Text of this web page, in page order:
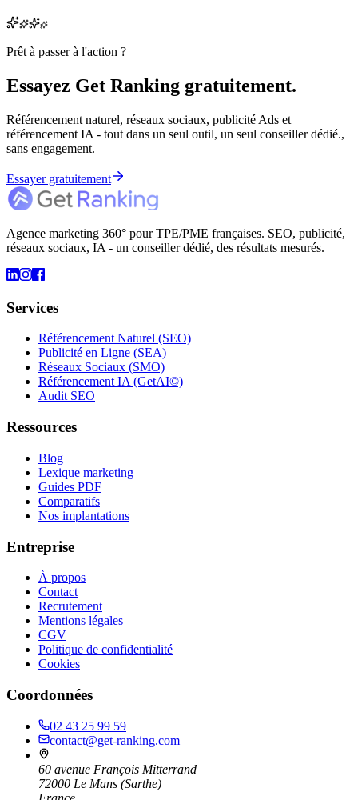
Prêt à passer à l'action ?
Essayez Get Ranking gratuitement.
Référencement naturel, réseaux sociaux, publicité Ads et
référencement IA - tout dans un seul outil, un seul conseiller dédié.,
sans engagement.
Essayer gratuitement
Agence marketing 360° pour TPE/PME françaises. SEO, publicité,
réseaux sociaux, IA - un conseiller dédié, des résultats mesurés.
Services
Référencement Naturel (SEO)
Publicité en Ligne (SEA)
Réseaux Sociaux (SMO)
Référencement IA (GetAI©)
Audit SEO
Ressources
Blog
Lexique marketing
Guides PDF
Comparatifs
Nos implantations
Entreprise
À propos
Contact
Recrutement
Mentions légales
CGV
Politique de confidentialité
Cookies
Coordonnées
02 43 25 99 59
contact@get-ranking.com
60 avenue François Mitterrand
72000 Le Mans (Sarthe)